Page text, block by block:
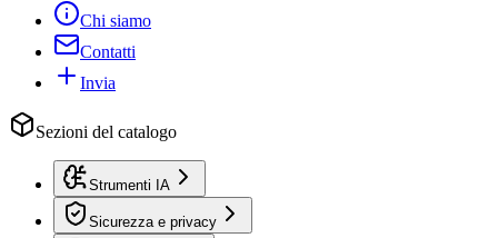
Chi siamo
Contatti
Invia
Sezioni del catalogo
Strumenti IA
Sicurezza e privacy